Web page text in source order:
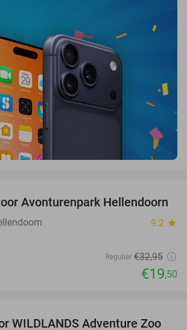
41%
Avonturenpark Hellendoorn
9.2 star
Regulier €32,95
€19,50
WILDLANDS Adventure Zoo